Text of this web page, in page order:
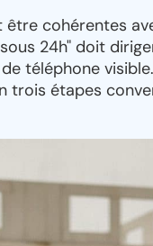
être cohérentes
24h" doit
téléphone
trois étapes